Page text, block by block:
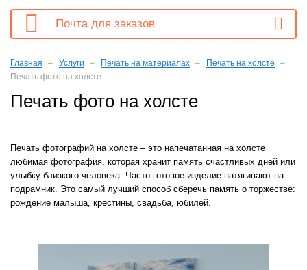
 Почта для заказов
Главная Услуги Печать на материалах
Печать на холсте
Печать фото на холсте
Печать фото на холсте
Печать фотографий на холсте – это напечатанная на холсте
любимая фотография, которая хранит память счастливых дней или
улыбку близкого человека. Часто готовое изделие натягивают на
подрамник. Это самый лучший способ сберечь память о торжестве:
рождение малыша, крестины, свадьба, юбилей.